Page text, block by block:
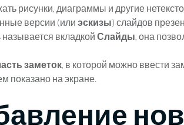
рисунки, диаграммы и другие
версии (или эскизы) слайдов
вкладкой Слайды, она
заметок, в которой можно ввести
показано на экране.